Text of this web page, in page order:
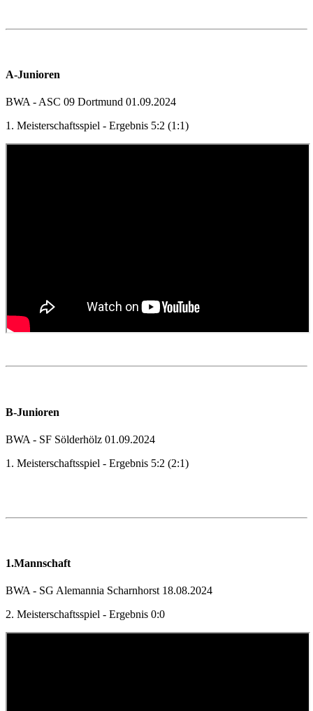
A-Junioren
BWA - ASC 09 Dortmund 01.09.2024
1. Meisterschaftsspiel - Ergebnis 5:2 (1:1)
B-Junioren
BWA - SF Sölderhölz 01.09.2024
1. Meisterschaftsspiel - Ergebnis 5:2 (2:1)
1.Mannschaft
BWA - SG Alemannia Scharnhorst 18.08.2024
2. Meisterschaftsspiel - Ergebnis 0:0